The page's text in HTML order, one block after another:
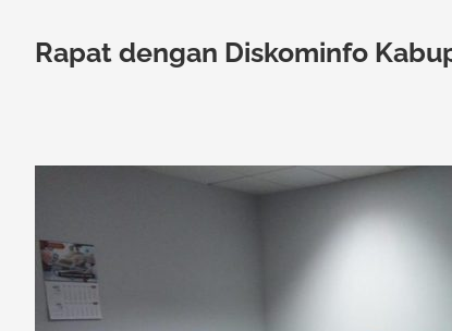
Rapat dengan Diskominfo